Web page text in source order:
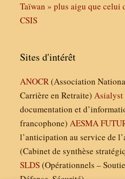
Taïwan » plus aigu que celui
CSIS
Sites d'intérêt
ANOCR(Association
Carrière en Retraite) Asialyst
documentation et
francophone) AESMA
l’anticipation au service de
(Cabinet de synthèse
SLDS(Opérationnels –